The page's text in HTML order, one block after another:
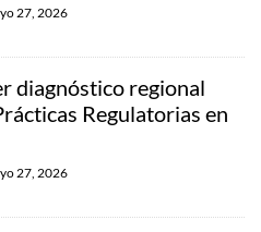
27, 2026
diagnóstico regional
Regulatorias en
27, 2026